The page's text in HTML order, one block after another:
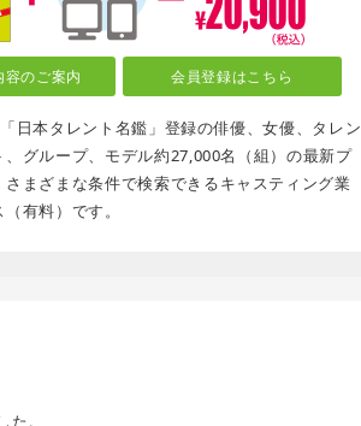
のご案内 会員登録はこちら
日本タレント名鑑」登録の俳優、女優、タレン
、グループ、モデル約27,000名（組）の最新プ
さまざまな条件で検索できるキャスティング業
有料）です。
。